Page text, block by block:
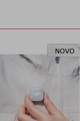
NOVO